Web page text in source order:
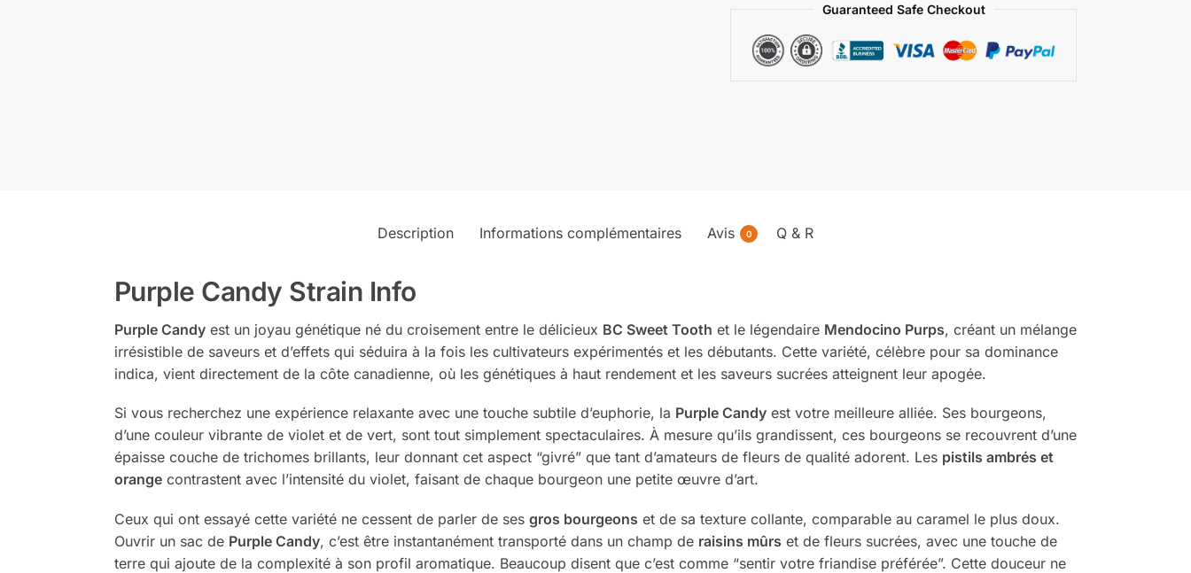
Guaranteed Safe Checkout
Description Informations complémentaires Avis 0 Q & R
Purple Candy Strain Info
Purple Candyest un joyau génétique né du croisement entre le délicieux BC Sweet Tooth et le légendaire Mendocino Purps, créant un mélange
irrésistible de saveurs et d’effets qui séduira à la fois les cultivateurs expérimentés et les débutants. Cette variété, célèbre pour sa dominance
indica, vient directement de la côte canadienne, où les génétiques à haut rendement et les saveurs sucrées atteignent leur apogée.
Si vous recherchez une expérience relaxante avec une touche subtile d’euphorie, la Purple Candyest votre meilleure alliée. Ses bourgeons,
d’une couleur vibrante de violet et de vert, sont tout simplement spectaculaires. À mesure qu’ils grandissent, ces bourgeons se recouvrent d’une
épaisse couche de trichomes brillants, leur donnant cet aspect “givré” que tant d’amateurs de fleurs de qualité adorent. Les pistils ambrés et
orangecontrastent avec l’intensité du violet, faisant de chaque bourgeon une petite œuvre d’art.
Ceux qui ont essayé cette variété ne cessent de parler de ses gros bourgeons et de sa texture collante, comparable au caramel le plus doux.
Ouvrir un sac de Purple Candy, c’est être instantanément transporté dans un champ de raisins mûrs et de fleurs sucrées, avec une touche de
terre qui ajoute de la complexité à son profil aromatique. Beaucoup disent que c’est comme “sentir votre friandise préférée”. Cette douceur ne